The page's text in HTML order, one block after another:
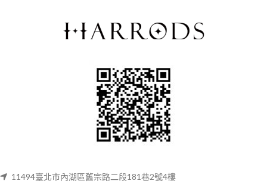
11494臺北市內湖區舊宗路二段181巷2號4樓